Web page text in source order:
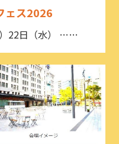
ェス2026
22日（水） ……